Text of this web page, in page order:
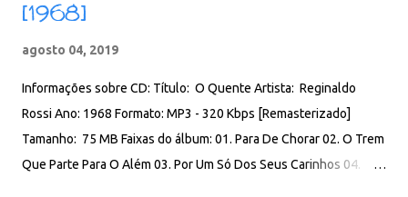
[1968]
agosto 04, 2019
Informações sobre CD: Título: O Quente Artista: Reginaldo
Rossi Ano: 1968 Formato: MP3 - 320 Kbps [Remasterizado]
Tamanho: 75 MB Faixas do álbum: 01. Para De Chorar 02. O Trem
Que Parte Para O Além 03. Por Um Só Dos Seus Carinhos 04.